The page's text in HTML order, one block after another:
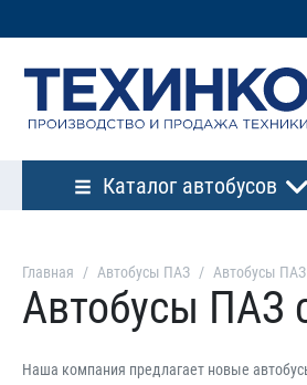
Каталог автобусов
Главная Автобусы ПАЗ Автобусы
Автобусы ПАЗ
Наша компания предлагает новые